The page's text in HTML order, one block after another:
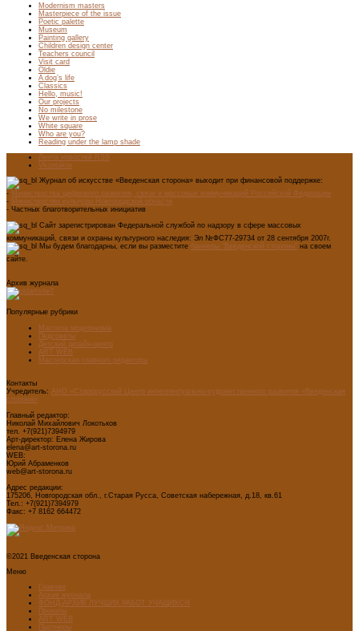
Modernism masters
Masterpiece of the issue
Poetic palette
Museum
Painting gallery
Children design center
Teachers council
Visit card
Oldie
A dog’s life
Classics
Hello, music!
Our projects
No milestone
We write in prose
White square
Who are you?
Reading under the lamp shade
Лента новостей RSS
Vkontakte
Журнал об искусстве «Введенская сторона» выходит при финансовой поддержке:
- Министерства цифрового развития, связи и массовых коммуникаций Российской Федерации
- Министерство культуры Новгородской области
- Частных благотворительных инициатив
Сайт зарегистрирован Федеральной службой по надзору в сфере массовых
коммуникаций, связи и охраны культурного наследия: Эл №ФС77-29734 от 28 сентября 2007г.
Мы будем благодарны, если вы разместите баннеры "Введенской стороны" на своем
сайте.
Архив журнала
Популярные рубрики
Мастера модернизма
Педсоветы
Детский дизайн-центр
ART WEB
Мастерская главного редактора
Контакты
Учредитель: АНО «Старорусский Центр интеллектуально-художественного развития «Введенская
сторона»
Главный редактор:
Николай Михайлович Локотьков
тел. +7(921)7394979
Арт-директор: Елена Жирова
elena@art-storona.ru
WEB:
Юрий Абраменков
web@art-storona.ru
Адрес редакции:
175206, Новгородская обл., г.Старая Русса, Советская набережная, д.18, кв.61
Тел.: +7(921)7394979
Факс: +7 8162 664472
©2021 Введенская сторона
Меню
Главная
Архив журнала
ФОНД-АРХИВ ЛУЧШИХ РАБОТ УЧАЩИХСЯ
Проекты
ART WEB
Партнеры